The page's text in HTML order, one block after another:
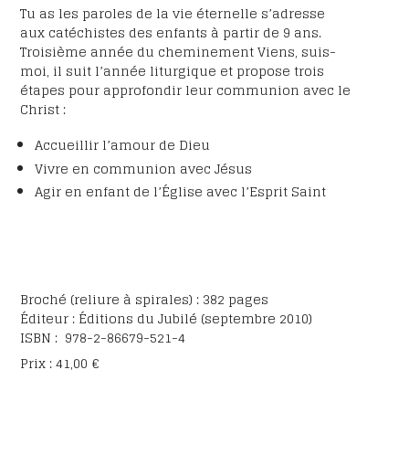
Tu as les paroles de la vie éternelle s’adresse
aux catéchistes des enfants à partir de 9 ans.
Troisième année du cheminement Viens, suis-
moi, il suit l’année liturgique et propose trois
étapes pour approfondir leur communion avec le
Christ :
Accueillir l’amour de Dieu
Vivre en communion avec Jésus
Agir en enfant de l’Église avec l’Esprit Saint
Broché (reliure à spirales) : 382 pages
Éditeur : Éditions du Jubilé (septembre 2010)
ISBN : 978-2-86679-521-4
Prix : 41,00 €